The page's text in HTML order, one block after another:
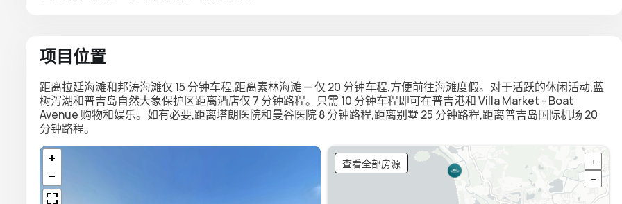
项目位置
距离拉延海滩和邦涛海滩仅 15 分钟车程,距离素林海滩 — 仅 20 分钟车程,方便前往海滩度假。对于活跃的休闲活动,蓝
树泻湖和普吉岛自然大象保护区距离酒店仅 7 分钟路程。只需 10 分钟车程即可在普吉港和 Villa Market - Boat
Avenue 购物和娱乐。如有必要,距离塔朗医院和曼谷医院 8 分钟路程,距离别墅 25 分钟路程,距离普吉岛国际机场 20
分钟路程。
查看全部房源
+
−